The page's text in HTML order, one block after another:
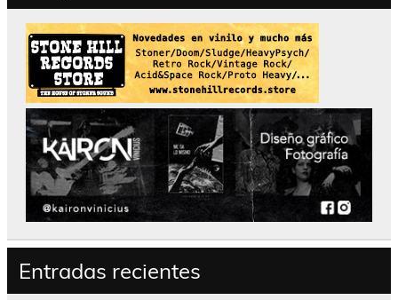
Entradas recientes